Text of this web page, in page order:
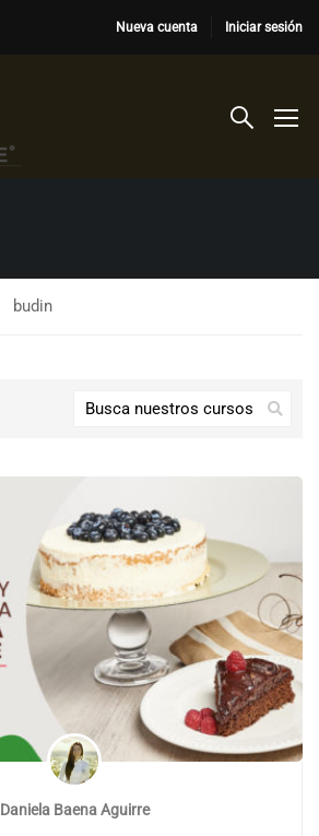
Nueva cuenta Iniciar sesión
budin
Daniela Baena Aguirre